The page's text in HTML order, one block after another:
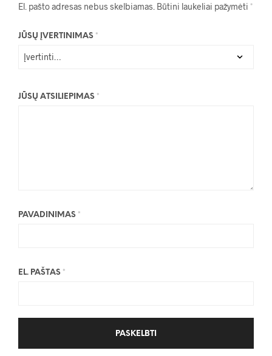
El. pašto adresas nebus skelbiamas. Būtini laukeliai pažymėti *
JŪSŲ ĮVERTINIMAS *
JŪSŲ ATSILIEPIMAS *
PAVADINIMAS *
EL. PAŠTAS *